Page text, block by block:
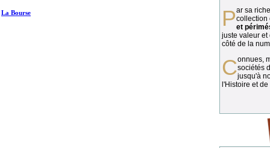
La Bourse Par sa richesse et sa diversité, lacollection
et
juste valeur et
côté de la
Connues, méconnues, ou inconnues, lessociétés
jusqu'à
l'Histoire et